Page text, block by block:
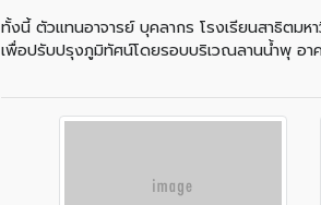
ทั้งนี้ ตัวแทนอาจารย์ บุคลากร โรงเรียนสาธิตม
เพื่อปรับปรุงภูมิทัศน์โดยรอบบริเวณลานน้ำพุ อ